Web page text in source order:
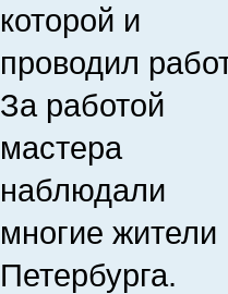
которой и
проводил
За работой
мастера
наблюдали
многие жители
Петербурга.